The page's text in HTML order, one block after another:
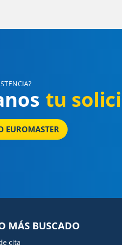
tu
EUROMASTER
MÁS BUSCADO
cita